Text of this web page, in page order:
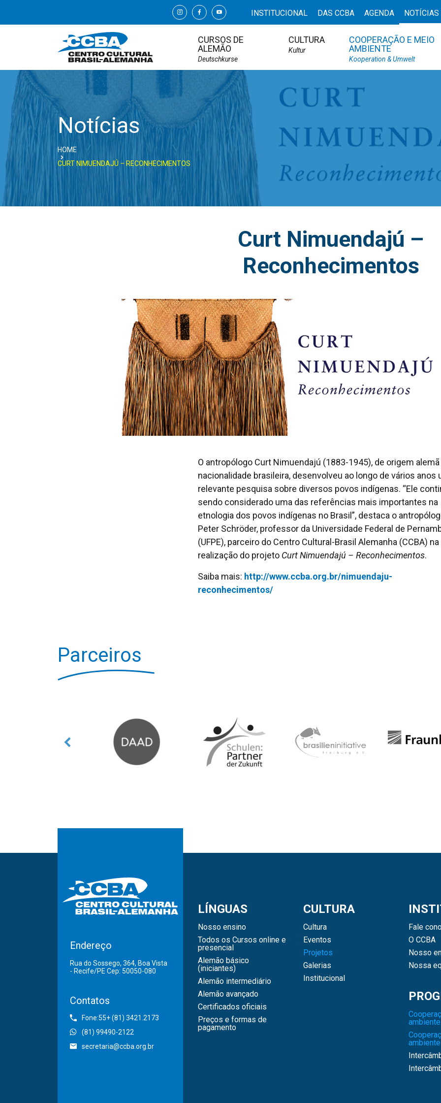
INSTITUCIONAL DAS CCBA AGENDA NOTÍCIAS
CURSOS DE
ALEMÃO
Deutschkurse
CULTURA
Kultur
COOPERAÇÃO E MEIO
AMBIENTE
Kooperation & Umwelt
Notícias
HOME
CURT NIMUENDAJÚ – RECONHECIMENTOS
Curt Nimuendajú –
Reconhecimentos
O antropólogo Curt Nimuendajú (1883-1945), de origem alemã
nacionalidade brasileira, desenvolveu ao longo de vários anos
relevante pesquisa sobre diversos povos indígenas. “Ele
sendo considerado uma das referências mais importantes na
etnologia dos povos indígenas no Brasil”, destaca o
Peter Schröder, professor da Universidade Federal de
(UFPE), parceiro do Centro Cultural-Brasil Alemanha (CCBA) na
realização do projeto Curt Nimuendajú – Reconhecimentos.
Saiba mais: http://www.ccba.org.br/nimuendaju-
reconhecimentos/
Parceiros
Endereço
Rua do Sossego, 364, Boa Vista
- Recife/PE Cep: 50050-080
Contatos
Fone:55+ (81) 3421.2173
(81) 99490-2122
secretaria@ccba.org.br
LÍNGUAS
Nosso ensino
Todos os Cursos online e
presencial
Alemão básico
(iniciantes)
Alemão intermediário
Alemão avançado
Certificados oficiais
Preços e formas de
pagamento
CULTURA
Cultura
Eventos
Projetos
Galerias
Institucional
Fale
O CCBA
Nosso
Nossa
ambiente
ambiente